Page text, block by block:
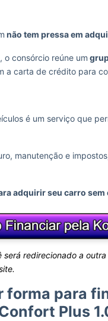
não tem pressa em
o consórcio reúne um
a carta de crédito para
é um serviço que
manutenção e
adquirir seu carro
será redirecionado a
forma para
Plus